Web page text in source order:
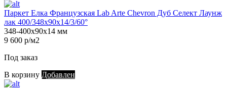
Паркет Елка Французская Lab Arte Chevron Дуб Селект Лаунж
лак 400/348х90х14/3/60°
348-400х90х14 мм
9 600 р/м2
Под заказ
В корзину Добавлен